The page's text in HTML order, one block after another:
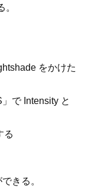
をかけた
で Intensity と
る
きる。